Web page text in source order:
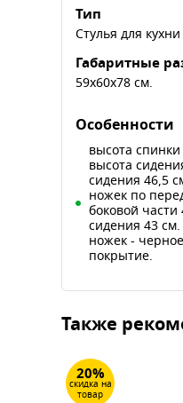
Тип
Стулья для кухни
Габаритные
59х60х78 см.
Особенности
высота
высота
сидения 46,5
ножек по
боковой
сидения 43
ножек -
покрытие.
Также
20%
скидка на
товар